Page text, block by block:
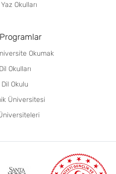
Okulları
Okumak
Okulları
Okulu
Üniversitesi